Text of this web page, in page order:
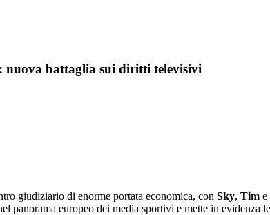
nuova battaglia sui diritti televisivi
giudiziario di enorme portata economica, con Sky, Tim e
panorama europeo dei media sportivi e mette in evidenza